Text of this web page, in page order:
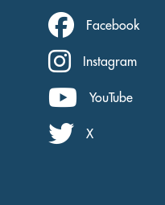
Facebook
Instagram
YouTube
X